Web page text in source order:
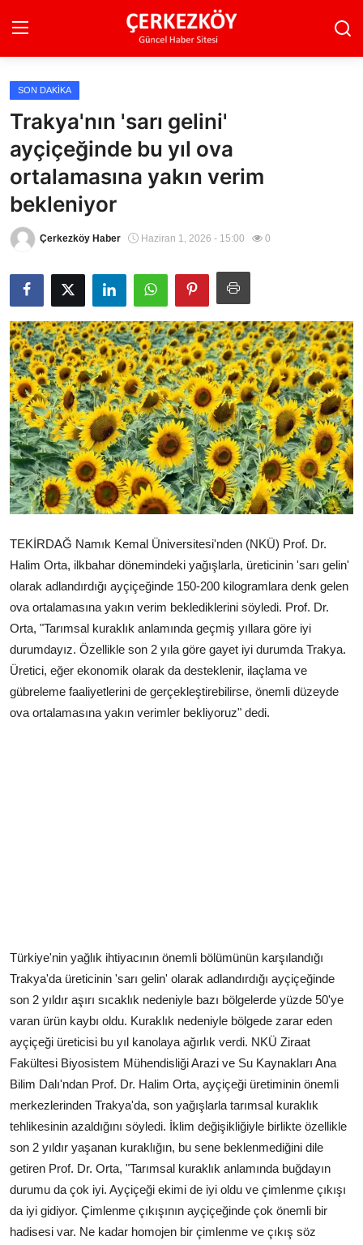
Ana Sayfa
Son Dakika
Ekonomi Haberleri
Magazin Haberleri
Teknoloji Haberleri
Dünya Haberleri
Çerkezköy
SON DAKIKA
Trakya'nın 'sarı gelini'
ayçiçeğinde bu yıl ova
ortalamasına yakın verim
bekleniyor
Çerkezköy Haber Haziran 1, 2026 - 15:00 0
TEKİRDAĞ Namık Kemal Üniversitesi'nden (NKÜ) Prof. Dr.
Halim Orta, ilkbahar dönemindeki yağışlarla, üreticinin 'sarı gelin'
olarak adlandırdığı ayçiçeğinde 150-200 kilogramlara denk gelen
ova ortalamasına yakın verim beklediklerini söyledi. Prof. Dr.
Orta, "Tarımsal kuraklık anlamında geçmiş yıllara göre iyi
durumdayız. Özellikle son 2 yıla göre gayet iyi durumda Trakya.
Üretici, eğer ekonomik olarak da desteklenir, ilaçlama ve
gübreleme faaliyetlerini de gerçekleştirebilirse, önemli düzeyde
ova ortalamasına yakın verimler bekliyoruz" dedi.
Türkiye'nin yağlık ihtiyacının önemli bölümünün karşılandığı
Trakya'da üreticinin 'sarı gelin' olarak adlandırdığı ayçiçeğinde
son 2 yıldır aşırı sıcaklık nedeniyle bazı bölgelerde yüzde 50'ye
varan ürün kaybı oldu. Kuraklık nedeniyle bölgede zarar eden
ayçiçeği üreticisi bu yıl kanolaya ağırlık verdi. NKÜ Ziraat
Fakültesi Biyosistem Mühendisliği Arazi ve Su Kaynakları Ana
Bilim Dalı'ndan Prof. Dr. Halim Orta, ayçiçeği üretiminin önemli
merkezlerinden Trakya'da, son yağışlarla tarımsal kuraklık
tehlikesinin azaldığını söyledi. İklim değişikliğiyle birlikte özellikle
son 2 yıldır yaşanan kuraklığın, bu sene beklenmediğini dile
getiren Prof. Dr. Orta, "Tarımsal kuraklık anlamında buğdayın
durumu da çok iyi. Ayçiçeği ekimi de iyi oldu ve çimlenme çıkışı
da iyi gidiyor. Çimlenme çıkışının ayçiçeğinde çok önemli bir
hadisesi var. Ne kadar homojen bir çimlenme ve çıkış söz